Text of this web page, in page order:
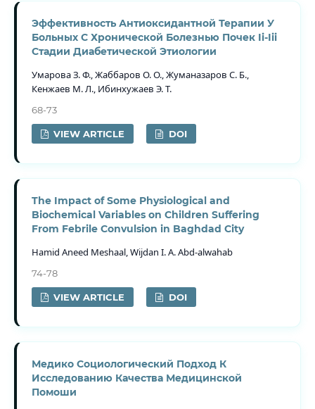
Эффективность Антиоксидантной Терапии У
Больных С Хронической Болезнью Почек Ii-Iii
Стадии Диабетической Этиологии
Умарова З. Ф., Жаббаров О. О., Жуманазаров С. Б.,
Кенжаев М. Л., Ибинхужаев Э. Т.
68-73
VIEW ARTICLE DOI
The Impact of Some Physiological and
Biochemical Variables on Children Suffering
From Febrile Convulsion in Baghdad City
Hamid Aneed Meshaal, Wijdan I. A. Abd-alwahab
74-78
VIEW ARTICLE DOI
Медико Социологический Подход К
Исследованию Качества Медицинской
Помоши